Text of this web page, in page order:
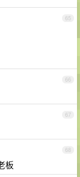
65
66
67
68
板